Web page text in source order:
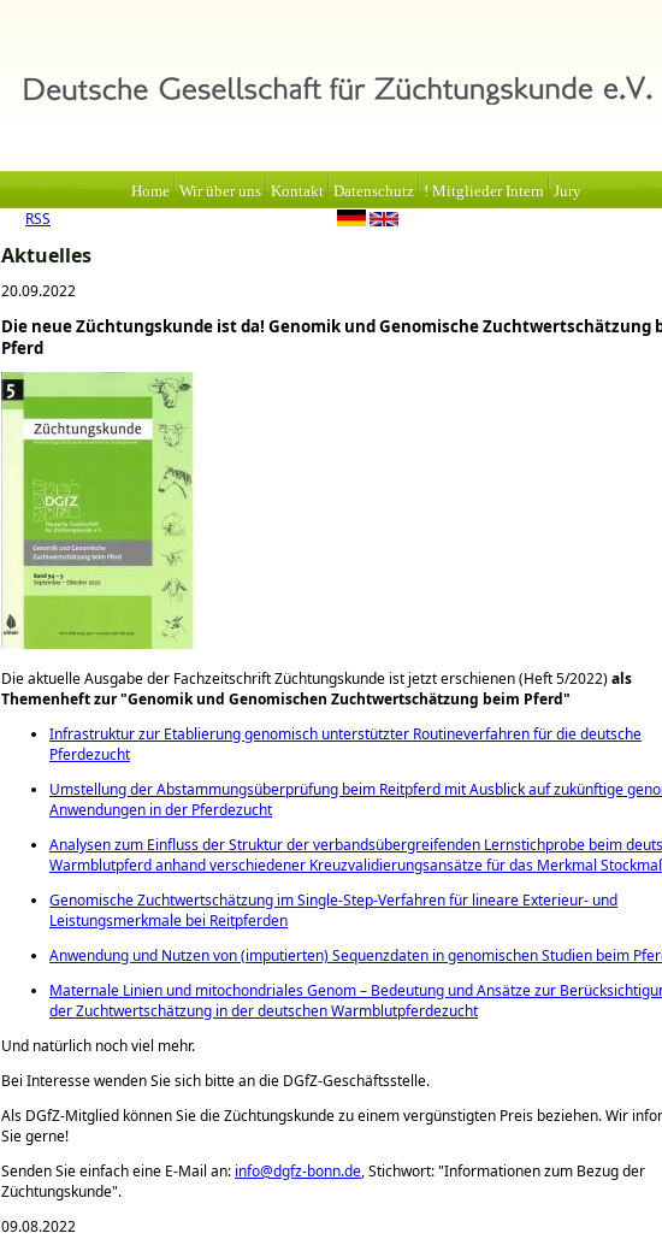
Home Wir über uns Kontakt Datenschutz ! Mitglieder Intern Jury
RSS
Aktuelles
20.09.2022
Die neue Züchtungskunde ist da! Genomik und Genomische Zuchtwertschätzung
Pferd
Die aktuelle Ausgabe der Fachzeitschrift Züchtungskunde ist jetzt erschienen (Heft 5/2022)als
Themenheft zur Genomik und Genomischen Zuchtwertschätzung beim Pferd
Infrastruktur zur Etablierung genomisch unterstützter Routine​verfahren für die deutsche
Pferdezucht
Umstellung der Abstammungsüberprüfung beim Reitpferd mit Ausblick auf zukünftige
Anwendungen in der Pferdezucht
Analysen zum Einfluss der Struktur der verbandsübergreifenden Lernstichprobe beim
Warmblutpferd anhand verschiedener Kreuzvalidierungsansätze für das Merkmal
Genomische Zuchtwertschätzung im Single-Step-Verfahren für lineare Exterieur- und
Leistungsmerkmale bei Reitpferden
Anwendung und Nutzen von (imputierten) Sequenzdaten in genomischen Studien beim
Maternale Linien und mitochondriales Genom – Bedeutung und Ansätze zur
der Zuchtwertschätzung in der deutschen Warmblutpferdezucht
Und natürlich noch viel mehr.
Bei Interesse wenden Sie sich bitte an die DGfZ-Geschäftsstelle.
Als DGfZ-Mitglied können Sie die Züchtungskunde zu einem vergünstigten Preis beziehen. Wir
Sie gerne!
Senden Sie einfach eine E-Mail an: info@dgfz-bonn.de, Stichwort: Informationen zum Bezug der
Züchtungskunde .
09.08.2022